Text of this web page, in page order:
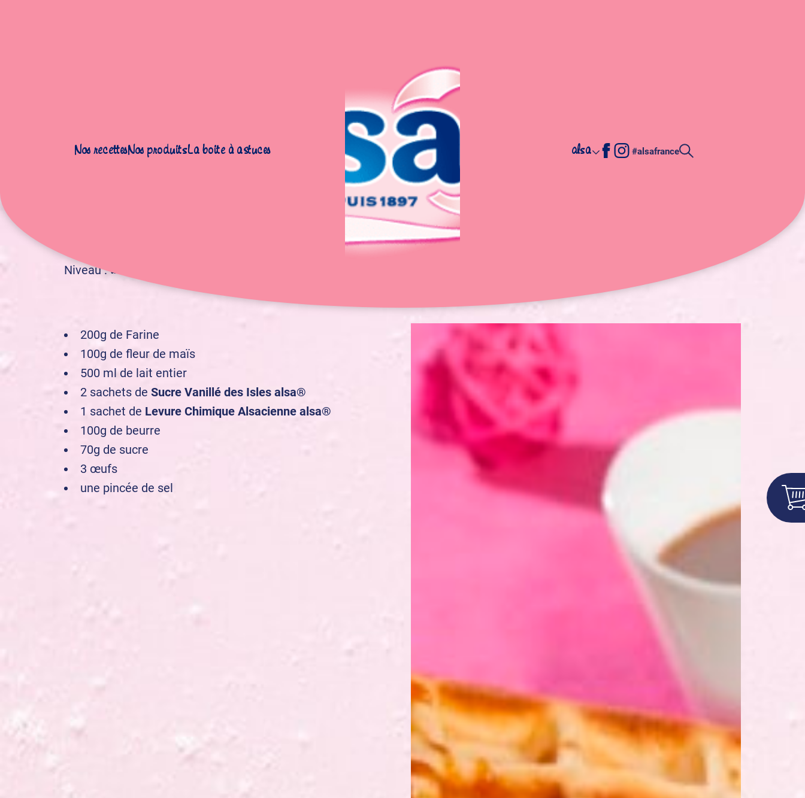
Nos recettesNos produitsLa boite à astuces alsa #alsafrance
Accueil| Recettes|Desserts|Gaufres
Gaufres
Niveau : amateur
200g de Farine
100g de fleur de maïs
500 ml de lait entier
2 sachets de Sucre Vanillé des Isles alsa®
1 sachet de Levure Chimique Alsacienne alsa®
100g de beurre
70g de sucre
3 œufs
une pincée de sel